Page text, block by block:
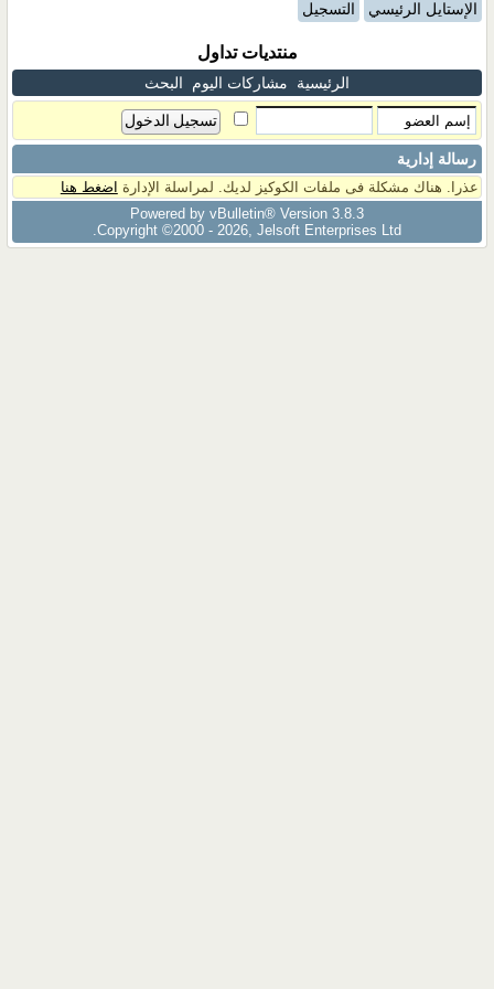
الإستايل الرئيسي التسجيل
منتديات تداول
الرئيسية مشاركات اليوم البحث
رسالة إدارية
عذرا. هناك مشكلة فى ملفات الكوكيز لديك. لمراسلة الإدارة اضغط هنا
Powered by vBulletin® Version 3.8.3
Copyright ©2000 - 2026, Jelsoft Enterprises Ltd.